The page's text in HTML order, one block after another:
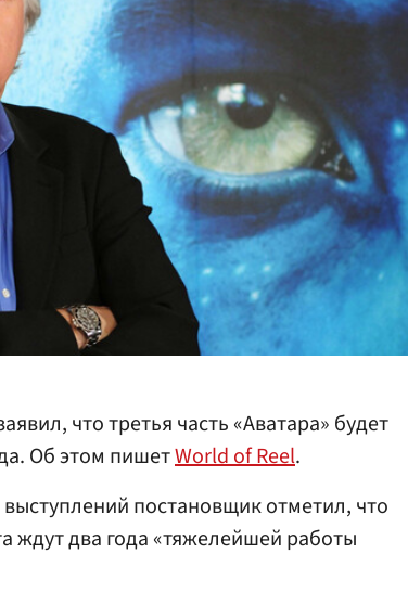
что третья часть «Аватара» будет
Об этом пишетWorld of Reel.
постановщик отметил, что
ждут два года «тяжелейшей работы